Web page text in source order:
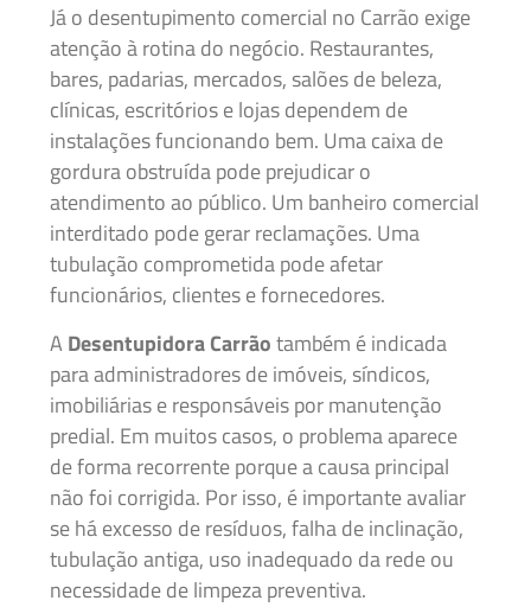
Já o desentupimento comercial no Carrão exige
atenção à rotina do negócio. Restaurantes,
bares, padarias, mercados, salões de beleza,
clínicas, escritórios e lojas dependem de
instalações funcionando bem. Uma caixa de
gordura obstruída pode prejudicar o
atendimento ao público. Um banheiro comercial
interditado pode gerar reclamações. Uma
tubulação comprometida pode afetar
funcionários, clientes e fornecedores.
A Desentupidora Carrãotambém é indicada
para administradores de imóveis, síndicos,
imobiliárias e responsáveis por manutenção
predial. Em muitos casos, o problema aparece
de forma recorrente porque a causa principal
não foi corrigida. Por isso, é importante avaliar
se há excesso de resíduos, falha de inclinação,
tubulação antiga, uso inadequado da rede ou
necessidade de limpeza preventiva.